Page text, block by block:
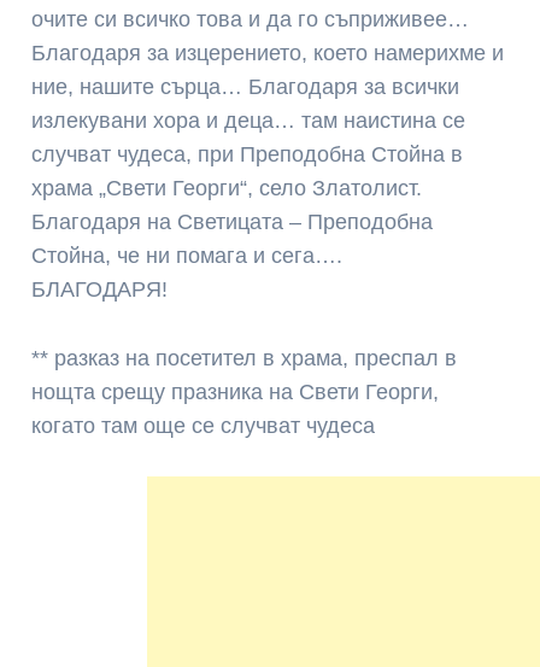
очите си всичко това и да го съприживее…
Благодаря за изцерението, което намерихме и
ние, нашите сърца… Благодаря за всички
излекувани хора и деца… там наистина се
случват чудеса, при Преподобна Стойна в
храма „Свети Георги“, село Златолист.
Благодаря на Светицата – Преподобна
Стойна, че ни помага и сега….
БЛАГОДАРЯ!
** разказ на посетител в храма, преспал в
нощта срещу празника на Свети Георги,
когато там още се случват чудеса